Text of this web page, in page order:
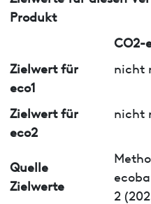
Produkt
CO2-
Zielwert für
eco1
nicht
Zielwert für
eco2
nicht
Quelle
Zielwerte
2